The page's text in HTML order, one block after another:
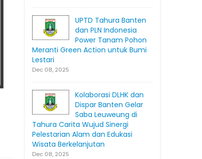
UPTD Tahura Banten
dan PLN Indonesia
Power Tanam Pohon
Meranti Green Action untuk Bumi
Lestari
Dec 08, 2025
Kolaborasi DLHK dan
Dispar Banten Gelar
Saba Leuweung di
Tahura Carita Wujud Sinergi
Pelestarian Alam dan Edukasi
Wisata Berkelanjutan
Dec 08, 2025